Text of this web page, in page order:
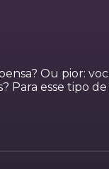
Ou pior:
Para esse tipo